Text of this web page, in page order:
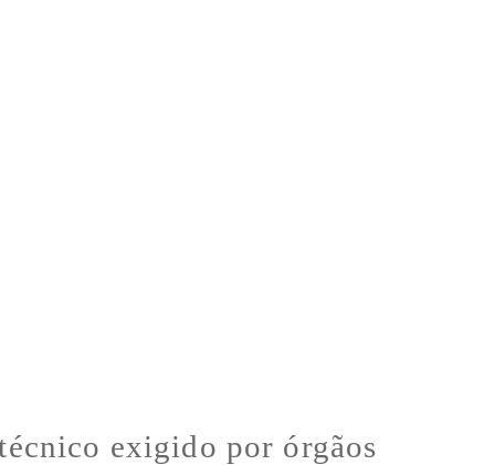
exigido por órgãos